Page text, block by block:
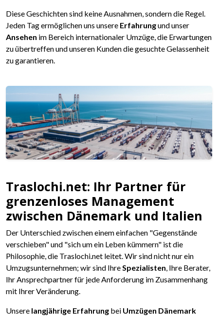
Diese Geschichten sind keine Ausnahmen, sondern die Regel.
Jeden Tag ermöglichen uns unsere Erfahrungund unser
Ansehen im Bereich internationaler Umzüge, die Erwartungen
zu übertreffen und unseren Kunden die gesuchte Gelassenheit
zu garantieren.
Traslochi.net: Ihr Partner für
grenzenloses Management
zwischen Dänemark und Italien
Der Unterschied zwischen einem einfachen "Gegenstände
verschieben" und "sich um ein Leben kümmern" ist die
Philosophie, die Traslochi.net leitet. Wir sind nicht nur ein
Umzugsunternehmen; wir sind IhreSpezialisten, Ihre Berater,
Ihr Ansprechpartner für jede Anforderung im Zusammenhang
mit Ihrer Veränderung.
Unsere langjährige Erfahrung bei Umzügen Dänemark